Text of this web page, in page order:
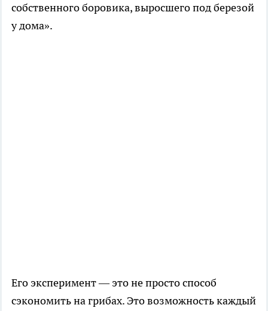
собственного боровика, выросшего под березой
у дома».
Его эксперимент — это не просто способ
сэкономить на грибах. Это возможность каждый